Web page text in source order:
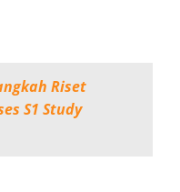
Riset
S1 Study